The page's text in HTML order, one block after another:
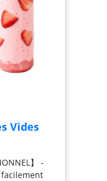
Vides
Et
55
】 -
facilement